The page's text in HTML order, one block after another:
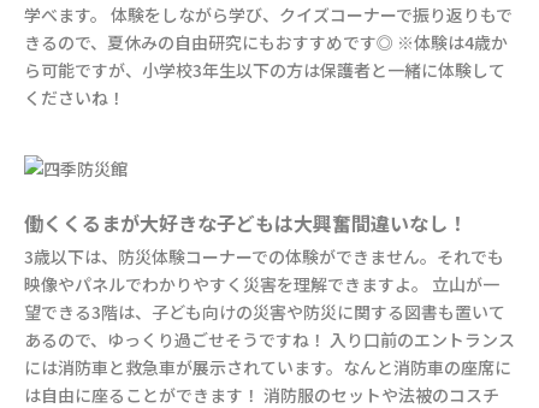
学べます。 体験をしながら学び、クイズコーナーで振り返りもで
きるので、夏休みの自由研究にもおすすめです◎ ※体験は4歳か
ら可能ですが、小学校3年生以下の方は保護者と一緒に体験して
くださいね！
働くくるまが大好きな子どもは大興奮間違いなし！
3歳以下は、防災体験コーナーでの体験ができません。それでも
映像やパネルでわかりやすく災害を理解できますよ。 立山が一
望できる3階は、子ども向けの災害や防災に関する図書も置いて
あるので、ゆっくり過ごせそうですね！ 入り口前のエントランス
には消防車と救急車が展示されています。なんと消防車の座席に
は自由に座ることができます！ 消防服のセットや法被のコスチ